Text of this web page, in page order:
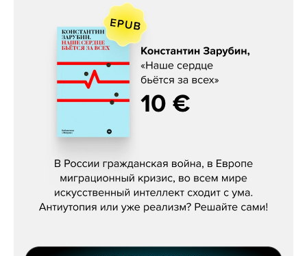
Константин Зарубин, «Наше сердце